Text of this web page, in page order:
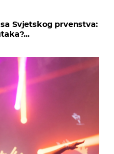
Svjetskog prvenstva: